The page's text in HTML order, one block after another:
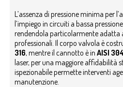
L’assenza di pressione minima per
l’impiego in circuiti a bassa
rendendola particolarmente adatta
professionali. Il corpo valvola è
316, mentre il cannotto è in AISI
laser, per una maggiore affidabilità
ispezionabile permette interventi
manutenzione.